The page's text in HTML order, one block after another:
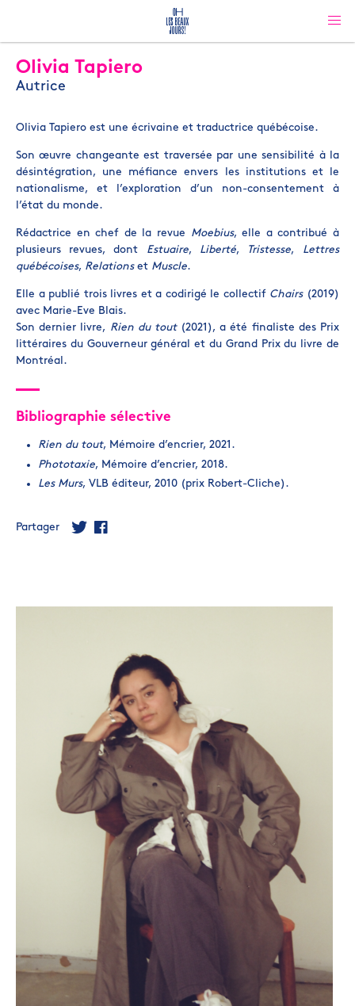
Olivia Tapiero
Autrice
Olivia Tapiero est une écrivaine et traductrice québécoise.
Son œuvre changeante est traversée par une sensibilité à la
désintégration, une méfiance envers les institutions et le
nationalisme, et l’exploration d’un non-consentement à
l’état du monde.
Rédactrice en chef de la revue Moebius, elle a contribué à
plusieurs revues, dont Estuaire, Liberté, Tristesse,
Lettres
québécoises, Relationset Muscle.
Elle a publié trois livres et a codirigé le collectif Chairs(2019)
avec Marie-Eve Blais.
Son dernier livre, Rien du tout (2021), a été finaliste des Prix
littéraires du Gouverneur général et du Grand Prix du livre de
Montréal.
Bibliographie sélective
Rien du tout, Mémoire d’encrier, 2021.
Phototaxie, Mémoire d’encrier, 2018.
Les Murs, VLB éditeur, 2010 (prix Robert-Cliche).
Partager